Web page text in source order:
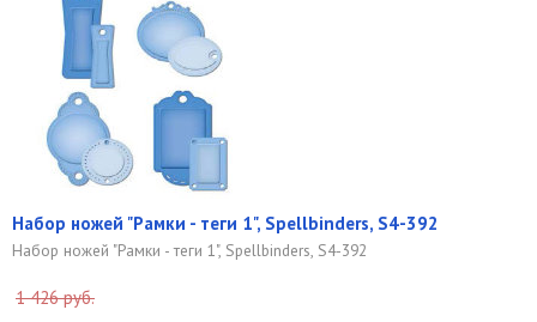
Набор ножей "Рамки - теги 1", Spellbinders, S4-392
Набор ножей "Рамки - теги 1", Spellbinders, S4-392
1 426 руб.